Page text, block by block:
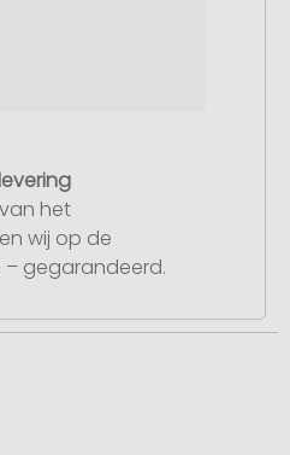
het
wij op de
gegarandeerd.